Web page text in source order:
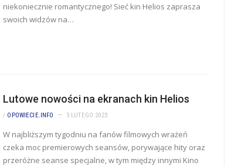
niekoniecznie romantycznego! Sieć kin Helios zaprasza
swoich widzów na…
Lutowe nowości na ekranach kin Helios
/ OPOWIECIE.INFO 3 LUTEGO 2023
W najbliższym tygodniu na fanów filmowych wrażeń
czeka moc premierowych seansów, porywające hity oraz
przeróżne seanse specjalne, w tym między innymi Kino